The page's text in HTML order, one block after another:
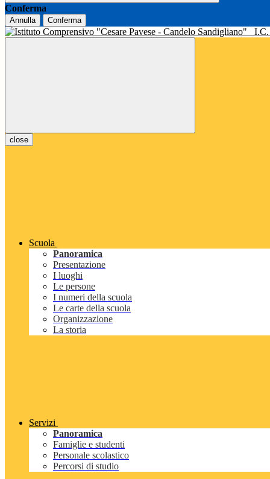
Conferma
Annulla Conferma
I.C.
close
Scuola
Panoramica
Presentazione
I luoghi
Le persone
I numeri della scuola
Le carte della scuola
Organizzazione
La storia
Servizi
Panoramica
Famiglie e studenti
Personale scolastico
Percorsi di studio